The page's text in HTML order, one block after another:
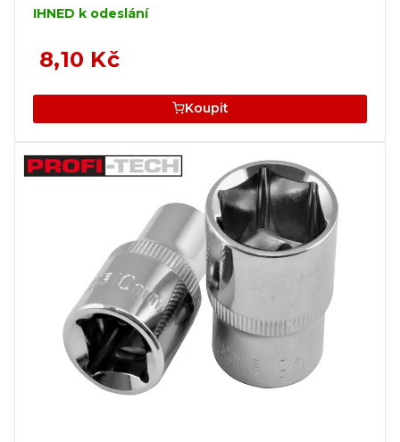
IHNED k odeslání
8,10 Kč
Koupit